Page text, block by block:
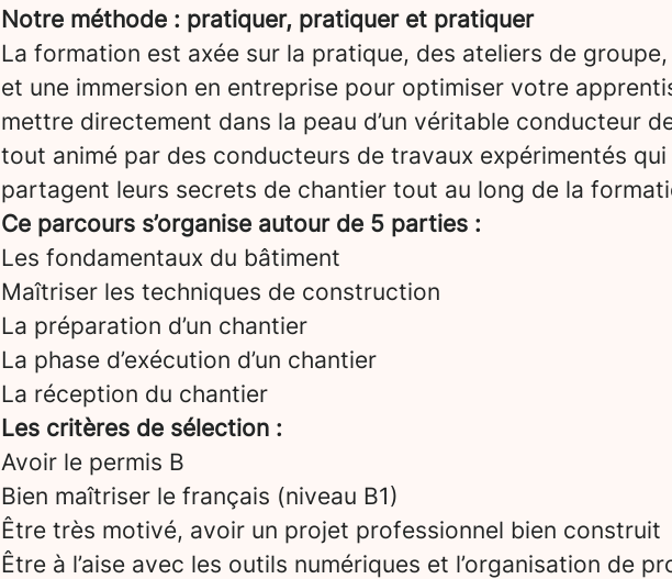
Notre méthode : pratiquer, pratiquer et pratiquer
La formation est axée sur la pratique, des ateliers de
et une immersion en entreprise pour optimiser votre
mettre directement dans la peau d’un véritable conducteur
tout animé par des conducteurs de travaux expérimentés qui
partagent leurs secrets de chantier tout au long de la
Ce parcours s’organise autour de 5 parties :
Les fondamentaux du bâtiment
Maîtriser les techniques de construction
La préparation d’un chantier
La phase d’exécution d’un chantier
La réception du chantier
Les critères de sélection :
Avoir le permis B
Bien maîtriser le français (niveau B1)
Être très motivé, avoir un projet professionnel bien construit
Être à l’aise avec les outils numériques et l’organisation de